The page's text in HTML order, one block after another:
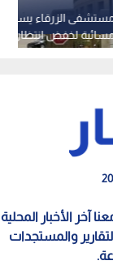
الزرقاء
لخفض انتظار
أسبوع
آخر الأخبار المحلية
والمستجدات